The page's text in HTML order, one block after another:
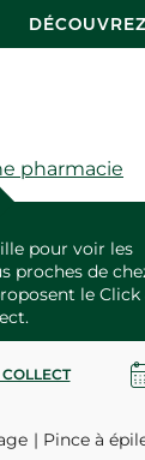
pharmacie
pour voir les
proches de
le Click
NOS SERVICES
SANTÉ
Pince à